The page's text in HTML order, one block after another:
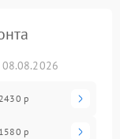
2430 р
1580 р